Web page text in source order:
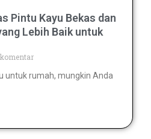
Pintu Kayu Bekas dan
Lebih Baik untuk
untuk rumah, mungkin Anda